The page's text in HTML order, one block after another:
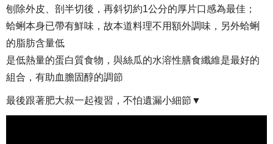
刨除外皮、剖半切後，再斜切約1公分的厚片口感為最佳；
蛤蜊本身已帶有鮮味，故本道料理不用額外調味，另外蛤蜊
的脂肪含量低
是低熱量的蛋白質食物，與絲瓜的水溶性膳食纖維是最好的
組合，有助血膽固醇的調節
最後跟著肥大叔一起複習，不怕遺漏小細節▼